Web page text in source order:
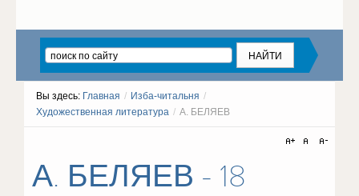
Вы здесь: Главная / Изба-читальня /
Художественная литература / А. БЕЛЯЕВ
А. БЕЛЯЕВ - 18